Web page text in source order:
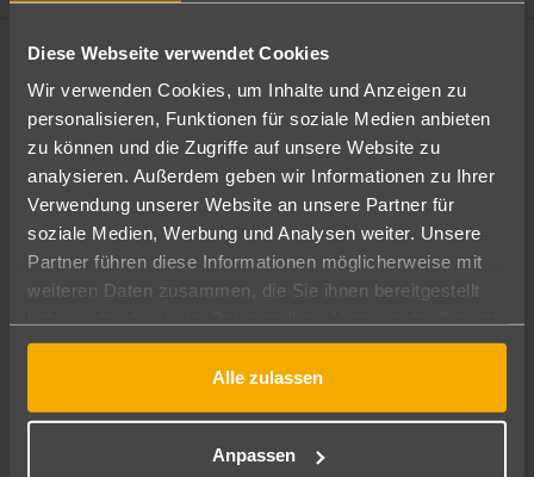
Diese Webseite verwendet Cookies
Wir verwenden Cookies, um Inhalte und Anzeigen zu
personalisieren, Funktionen für soziale Medien anbieten
zu können und die Zugriffe auf unsere Website zu
analysieren. Außerdem geben wir Informationen zu Ihrer
Verwendung unserer Website an unsere Partner für
soziale Medien, Werbung und Analysen weiter. Unsere
Partner führen diese Informationen möglicherweise mit
weiteren Daten zusammen, die Sie ihnen bereitgestellt
gesammelt haben.
Alle zulassen
Anpassen
Ändere die Kriterien nach deinen Wünschen
Pauschal Nur Hotel
Abflughafen
Alle Abflughäfen
10.08.26–08.08.27 7-21 Nächte
Mehr Filter anzeigen